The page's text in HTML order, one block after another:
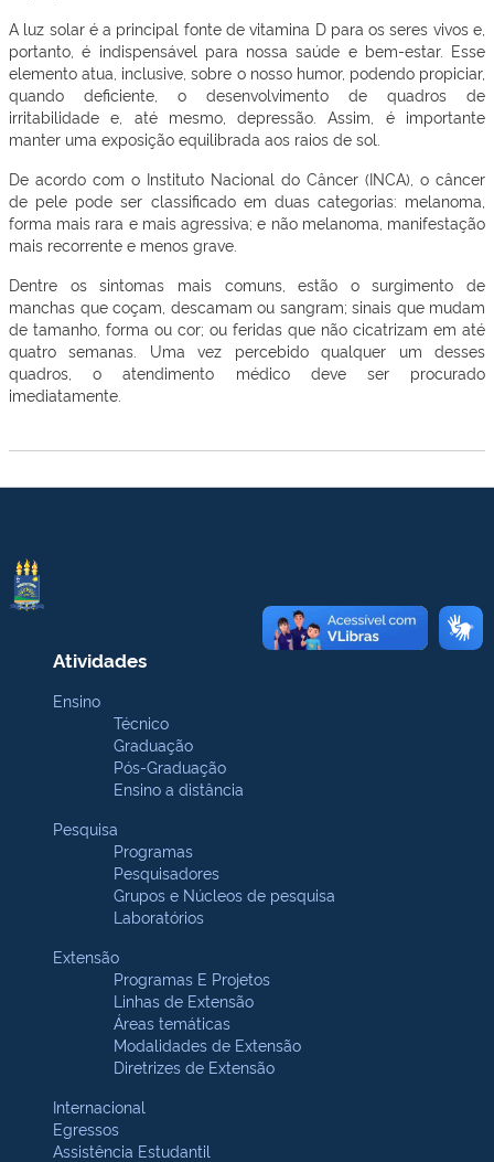
A luz solar é a principal fonte de vitamina D para os seres vivos e,
portanto, é indispensável para nossa saúde e bem-estar. Esse
elemento atua, inclusive, sobre o nosso humor, podendo propiciar,
quando deficiente, o desenvolvimento de quadros de
irritabilidade e, até mesmo, depressão. Assim, é importante
manter uma exposição equilibrada aos raios de sol.
De acordo com o Instituto Nacional do Câncer (INCA), o câncer
de pele pode ser classificado em duas categorias: melanoma,
forma mais rara e mais agressiva; e não melanoma, manifestação
mais recorrente e menos grave.
Dentre os sintomas mais comuns, estão o surgimento de
manchas que coçam, descamam ou sangram; sinais que mudam
de tamanho, forma ou cor; ou feridas que não cicatrizam em até
quatro semanas. Uma vez percebido qualquer um desses
quadros, o atendimento médico deve ser procurado
imediatamente.
Atividades
Ensino
Técnico
Graduação
Pós-Graduação
Ensino a distância
Pesquisa
Programas
Pesquisadores
Grupos e Núcleos de pesquisa
Laboratórios
Extensão
Programas E Projetos
Linhas de Extensão
Áreas temáticas
Modalidades de Extensão
Diretrizes de Extensão
Internacional
Egressos
Assistência Estudantil